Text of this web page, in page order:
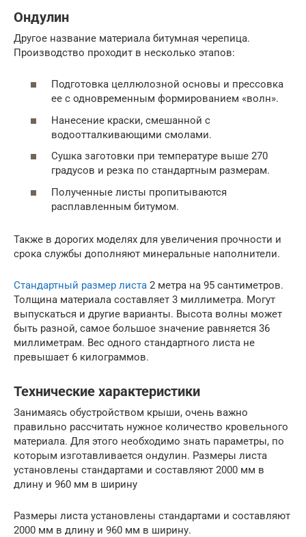
Ондулин
Другое название материала битумная черепица.
Производство проходит в несколько этапов:
Подготовка целлюлозной основы и прессовка
ее с одновременным формированием «волн».
Нанесение краски, смешанной с
водоотталкивающими смолами.
Сушка заготовки при температуре выше 270
градусов и резка по стандартным размерам.
Полученные листы пропитываются
расплавленным битумом.
Также в дорогих моделях для увеличения прочности и
срока службы дополняют минеральные наполнители.
Стандартный размер листа 2 метра на 95 сантиметров.
Толщина материала составляет 3 миллиметра. Могут
выпускаться и другие варианты. Высота волны может
быть разной, самое большое значение равняется 36
миллиметрам. Вес одного стандартного листа не
превышает 6 килограммов.
Технические характеристики
Занимаясь обустройством крыши, очень важно
правильно рассчитать нужное количество кровельного
материала. Для этого необходимо знать параметры, по
которым изготавливается ондулин. Размеры листа
установлены стандартами и составляют 2000 мм в
длину и 960 мм в ширину
Размеры листа установлены стандартами и составляют
2000 мм в длину и 960 мм в ширину.